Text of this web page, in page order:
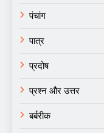
पंचांग
पात्र
प्रदोष
प्रश्न और उत्तर
बर्बरीक